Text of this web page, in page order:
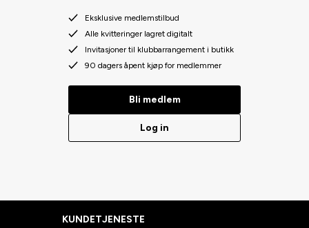
Eksklusive medlemstilbud
Alle kvitteringer lagret digitalt
Invitasjoner til klubbarrangement i butikk
90 dagers åpent kjøp for medlemmer
Bli medlem
Log in
KUNDETJENESTE